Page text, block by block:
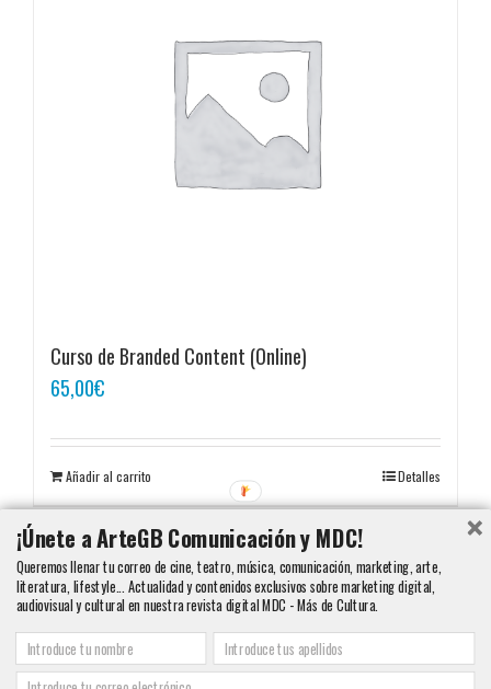
Curso de Branded Content (Online)
65,00€
Añadir al carrito Detalles
1 2 Siguiente
Copyright 2000 - 2016 ArteGB | Todos los derechos reservados |Aviso legal -
¡Únete a ArteGB Comunicación y MDC!
Queremos llenar tu correo de cine, teatro, música, comunicación, marketing, arte,
literatura, lifestyle... Actualidad y contenidos exclusivos sobre marketing digital,
audiovisual y cultural en nuestra revista digital MDC - Más de Cultura.